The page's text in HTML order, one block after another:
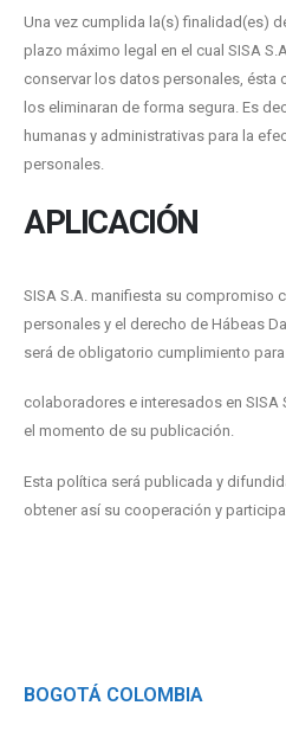
Una vez cumplida la(s) finalidad(es)
plazo máximo legal en el cual SISA
conservar los datos personales, ésta
los eliminaran de forma segura. Es
humanas y administrativas para la
personales.
APLICACIÓN
SISA S.A. manifiesta su compromiso
personales y el derecho de Hábeas
será de obligatorio cumplimiento
colaboradores e interesados en SISA
el momento de su publicación.
Esta política será publicada y
obtener así su cooperación y
BOGOTÁ COLOMBIA